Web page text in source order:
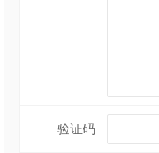
验证码